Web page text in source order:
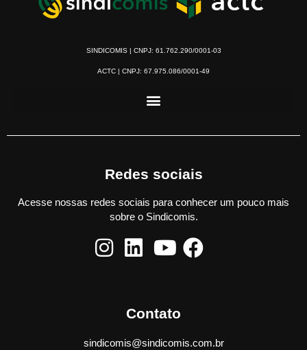
SINDICOMIS | CNPJ: 61.762.290/0001-03
ACTC | CNPJ: 67.975.086/0001-49
Redes sociais
Acesse nossas redes sociais para conhecer um pouco mais
sobre o Sindicomis.
Contato
sindicomis@sindicomis.com.br